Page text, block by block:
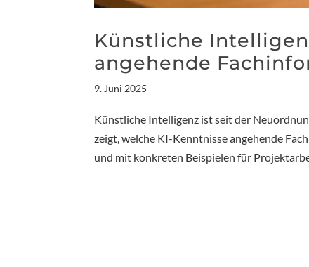
Künstliche
angehende
9. Juni 2025
Künstliche Intelligenz ist seit der
zeigt, welche KI-Kenntnisse angehende
und mit konkreten Beispielen für